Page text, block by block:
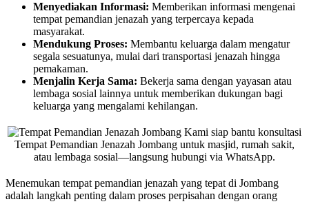
Menyediakan Informasi: Memberikan informasi mengenai
tempat pemandian jenazah yang terpercaya kepada
masyarakat.
Mendukung Proses: Membantu keluarga dalam mengatur
segala sesuatunya, mulai dari transportasi jenazah hingga
pemakaman.
Menjalin Kerja Sama: Bekerja sama dengan yayasan atau
lembaga sosial lainnya untuk memberikan dukungan bagi
keluarga yang mengalami kehilangan.
Kami siap bantu konsultasi
Tempat Pemandian Jenazah Jombang untuk masjid, rumah sakit,
atau lembaga sosial—langsung hubungi via WhatsApp.
Menemukan tempat pemandian jenazah yang tepat di Jombang
adalah langkah penting dalam proses perpisahan dengan orang